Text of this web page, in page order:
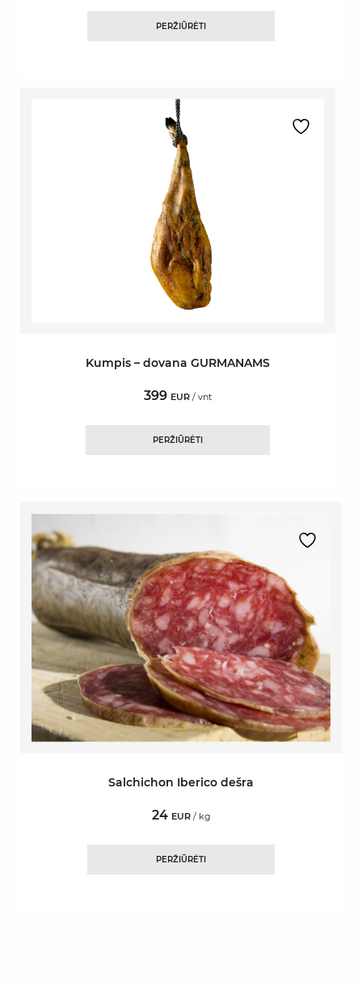
PERŽIŪRĖTI
Kumpis – dovana GURMANAMS
399 EUR / vnt
PERŽIŪRĖTI
Salchichon Iberico dešra
24 EUR / kg
PERŽIŪRĖTI